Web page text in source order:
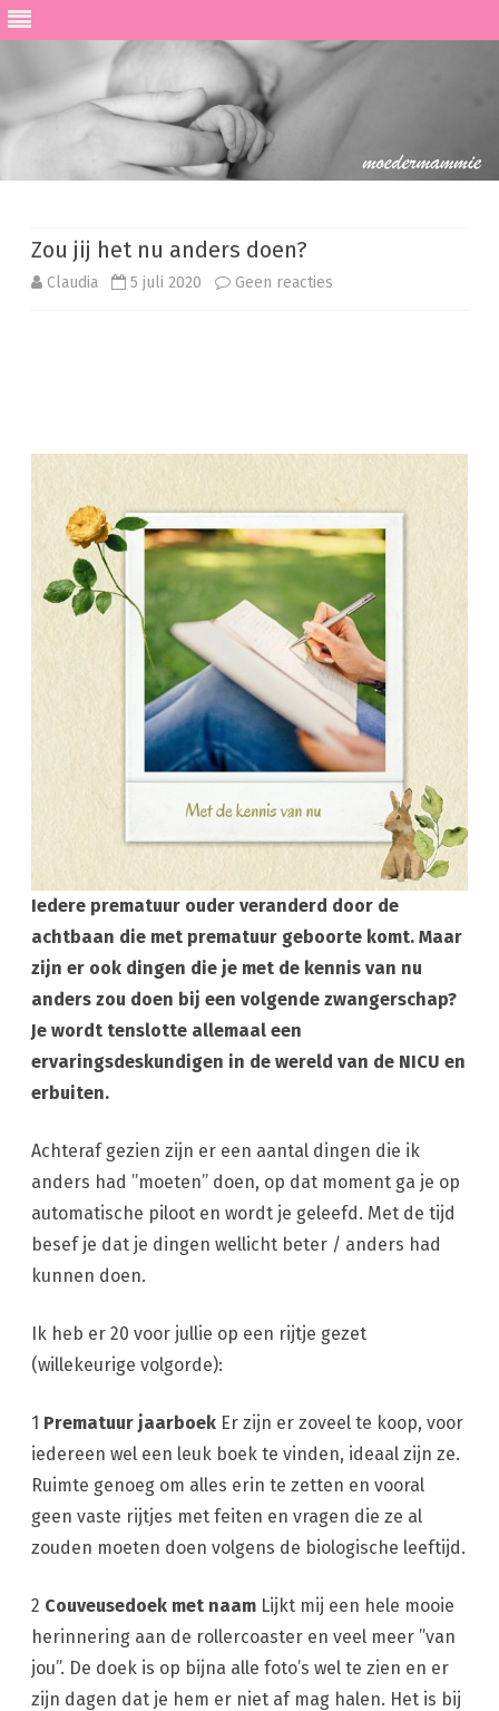
de
inhoud
Zou jij het nu anders doen?
Claudia 5 juli 2020 Geen reacties
doen?
Iedere prematuur ouder veranderd door de
achtbaan die met prematuur geboorte komt. Maar
zijn er ook dingen die je met de kennis van nu
anders zou doen bij een volgende zwangerschap?
Je wordt tenslotte allemaal een
ervaringsdeskundigen in de wereld van de NICU en
erbuiten.
Achteraf gezien zijn er een aantal dingen die ik
anders had ”moeten” doen, op dat moment ga je op
automatische piloot en wordt je geleefd. Met de tijd
besef je dat je dingen wellicht beter / anders had
kunnen doen.
Ik heb er 20 voor jullie op een rijtje gezet
(willekeurige volgorde):
1 Prematuur jaarboek Er zijn er zoveel te koop, voor
iedereen wel een leuk boek te vinden, ideaal zijn ze.
Ruimte genoeg om alles erin te zetten en vooral
geen vaste rijtjes met feiten en vragen die ze al
zouden moeten doen volgens de biologische leeftijd.
2 Couveusedoek met naam Lijkt mij een hele mooie
herinnering aan de rollercoaster en veel meer ”van
jou”. De doek is op bijna alle foto’s wel te zien en er
zijn dagen dat je hem er niet af mag halen. Het is bij